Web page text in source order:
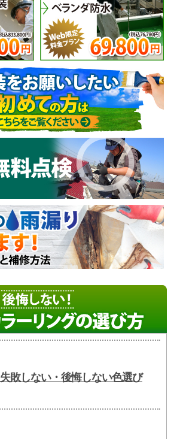
失敗しない・後悔しない色選び